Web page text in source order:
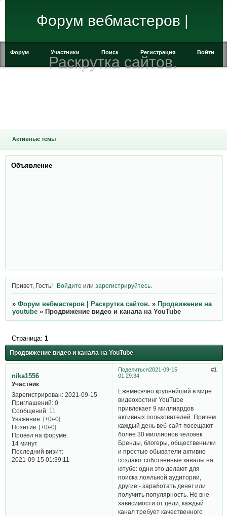
Форум вебмастеров |
Раскрутка сайтов.
Форум Участники Поиск Регистрация Войти
Активные темы
Объявление
Привет, Гость! Войдите илизарегистрируйтесь
» Форум вебмастеров | Раскрутка сайтов. » Продвижение на
youtube » Продвижение видео и канала на YouTube
Продвижение видео и канала на YouTube
Страница: 1
Поделиться 1
2021-09-15
01:29:34
nika1556
Участник
Зарегистрирован: 2021-09-15
Приглашений:0
Сообщений:11
Уважение: [+0/-0]
Позитив: [+0/-0]
Провел на форуме:
14 минут
Последний визит:
2021-09-15 01:39:11
Ежемесячно крупнейший в мире
видеохостинг YouTube
привлекает 9 миллиардов
активных пользователей. Причем
каждый день веб-сайт посещают
более 30 миллионов человек.
Бренды, блогеры, общественники
и простые обыватели активно
создают собственные каналы на
ютубе: одни это делают для
поиска лояльной аудитории,
другие - заработать денег или
получить популярность. Но вне
зависимости от цели, каждый
канал требует качественного